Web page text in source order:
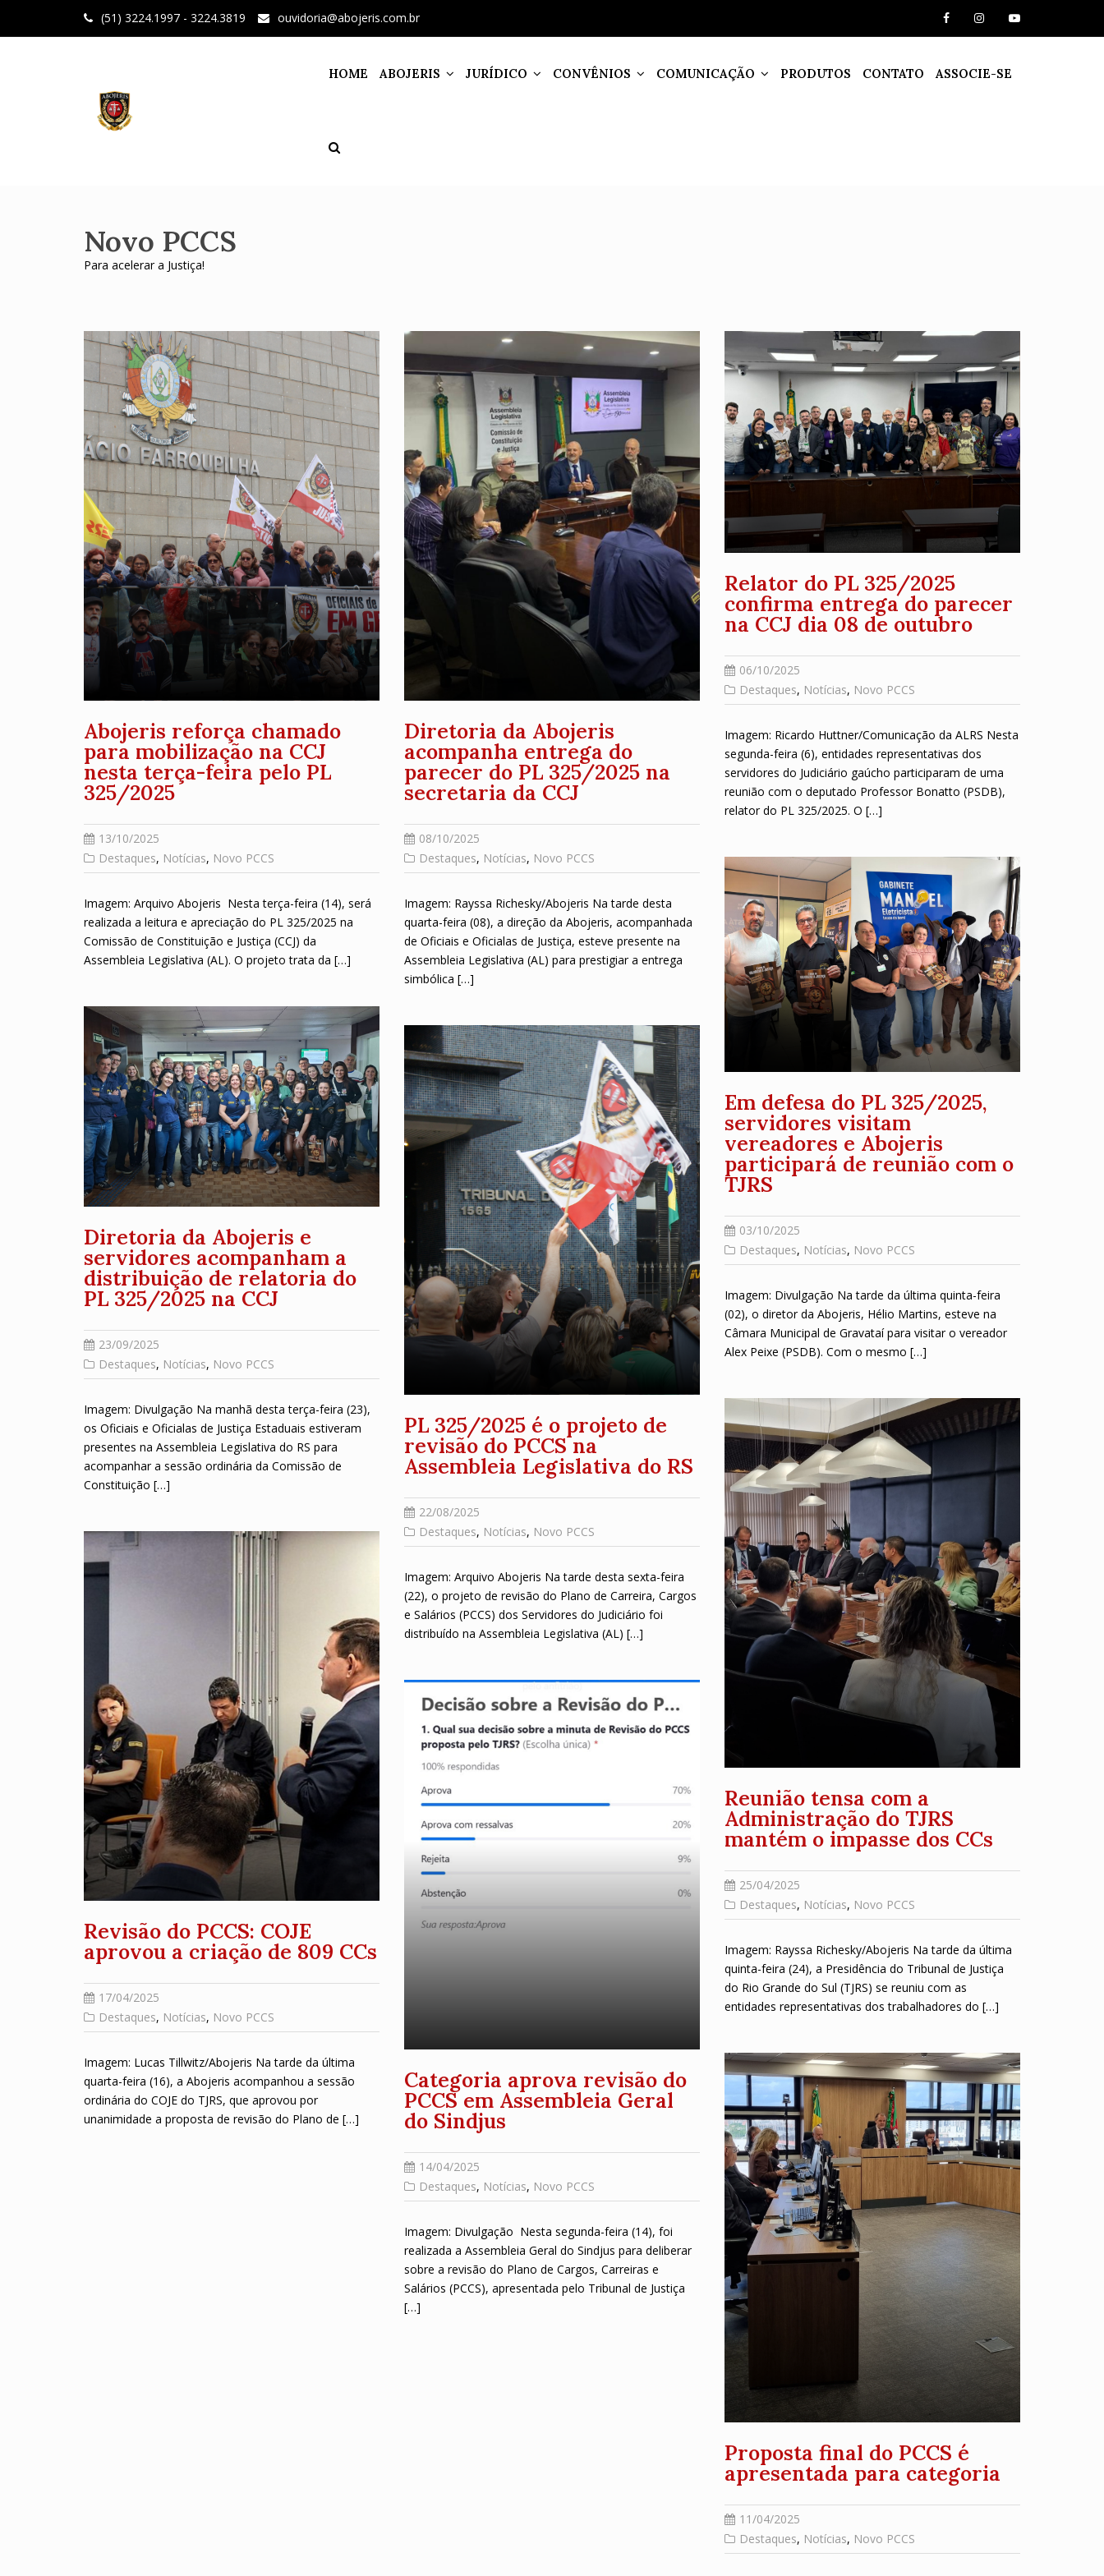
(51) 3224.1997 - 3224.3819 ouvidoria@abojeris.com.br
HOME ABOJERIS JURÍDICO CONVÊNIOS COMUNICAÇÃO PRODUTOS CONTATO ASSOCIE-SE
Novo PCCS
Para acelerar a Justiça!
Abojeris reforça chamado
para mobilização na CCJ
nesta terça-feira pelo PL
325/2025
13/10/2025
Destaques, Notícias, Novo PCCS
Imagem: Arquivo Abojeris Nesta terça-feira (14), será
realizada a leitura e apreciação do PL 325/2025 na
Comissão de Constituição e Justiça (CCJ) da
Assembleia Legislativa (AL). O projeto trata da […]
Diretoria da Abojeris
acompanha entrega do
parecer do PL 325/2025 na
secretaria da CCJ
08/10/2025
Destaques, Notícias, Novo PCCS
Imagem: Rayssa Richesky/Abojeris Na tarde desta
quarta-feira (08), a direção da Abojeris, acompanhada
de Oficiais e Oficialas de Justiça, esteve presente na
Assembleia Legislativa (AL) para prestigiar a entrega
simbólica […]
Relator do PL 325/2025
confirma entrega do parecer
na CCJ dia 08 de outubro
06/10/2025
Destaques, Notícias, Novo PCCS
Imagem: Ricardo Huttner/Comunicação da ALRS Nesta
segunda-feira (6), entidades representativas dos
servidores do Judiciário gaúcho participaram de uma
reunião com o deputado Professor Bonatto (PSDB),
relator do PL 325/2025. O […]
Em defesa do PL 325/2025,
servidores visitam
vereadores e Abojeris
participará de reunião com o
TJRS
03/10/2025
Destaques, Notícias, Novo PCCS
Imagem: Divulgação Na tarde da última quinta-feira
(02), o diretor da Abojeris, Hélio Martins, esteve na
Câmara Municipal de Gravataí para visitar o vereador
Alex Peixe (PSDB). Com o mesmo […]
Diretoria da Abojeris e
servidores acompanham a
distribuição de relatoria do
PL 325/2025 na CCJ
23/09/2025
Destaques, Notícias, Novo PCCS
Imagem: Divulgação Na manhã desta terça-feira (23),
os Oficiais e Oficialas de Justiça Estaduais estiveram
presentes na Assembleia Legislativa do RS para
acompanhar a sessão ordinária da Comissão de
Constituição […]
PL 325/2025 é o projeto de
revisão do PCCS na
Assembleia Legislativa do RS
22/08/2025
Destaques, Notícias, Novo PCCS
Imagem: Arquivo Abojeris Na tarde desta sexta-feira
(22), o projeto de revisão do Plano de Carreira, Cargos
e Salários (PCCS) dos Servidores do Judiciário foi
distribuído na Assembleia Legislativa (AL) […]
Reunião tensa com a
Administração do TJRS
mantém o impasse dos CCs
25/04/2025
Destaques, Notícias, Novo PCCS
Imagem: Rayssa Richesky/Abojeris Na tarde da última
quinta-feira (24), a Presidência do Tribunal de Justiça
do Rio Grande do Sul (TJRS) se reuniu com as
entidades representativas dos trabalhadores do […]
Revisão do PCCS: COJE
aprovou a criação de 809 CCs
17/04/2025
Destaques, Notícias, Novo PCCS
Imagem: Lucas Tillwitz/Abojeris Na tarde da última
quarta-feira (16), a Abojeris acompanhou a sessão
ordinária do COJE do TJRS, que aprovou por
unanimidade a proposta de revisão do Plano de […]
Categoria aprova revisão do
PCCS em Assembleia Geral
do Sindjus
14/04/2025
Destaques, Notícias, Novo PCCS
Imagem: Divulgação Nesta segunda-feira (14), foi
realizada a Assembleia Geral do Sindjus para deliberar
sobre a revisão do Plano de Cargos, Carreiras e
Salários (PCCS), apresentada pelo Tribunal de Justiça
[…]
Proposta final do PCCS é
apresentada para categoria
11/04/2025
Destaques, Notícias, Novo PCCS